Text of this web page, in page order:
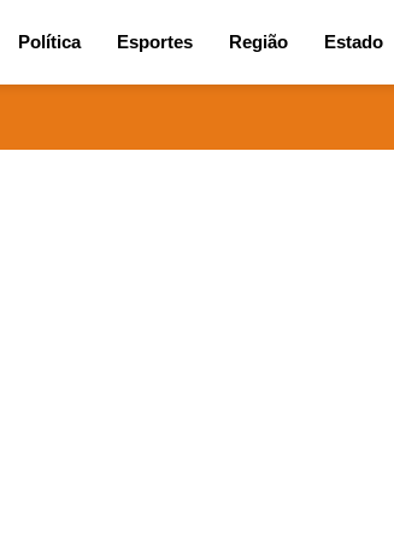
Política Esportes Região Estado